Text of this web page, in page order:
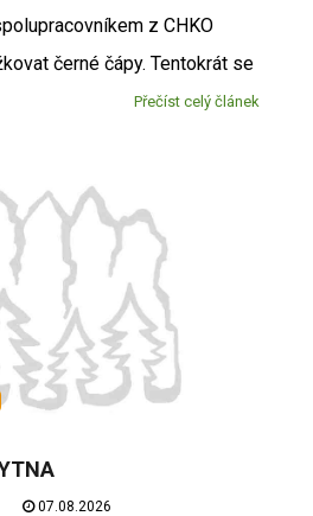
z CHKO
černé čápy. Tentokrát se
Přečíst celý článek
07.08.2026